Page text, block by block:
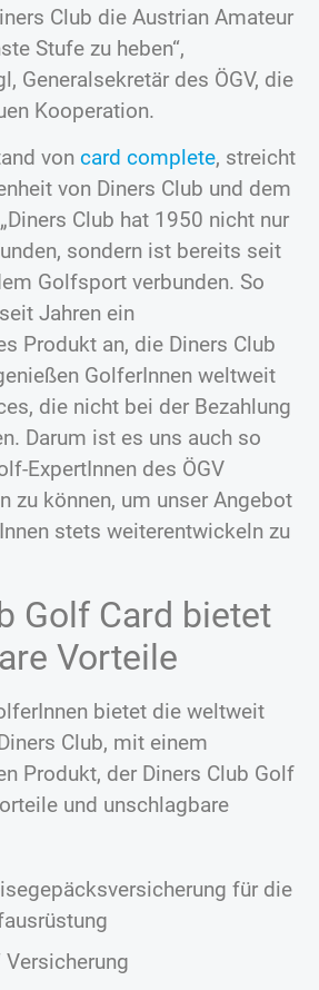
Club die Austrian Amateur
Stufe zu heben“,
Generalsekretär des ÖGV, die
Kooperation.
von card complete, streicht
von Diners Club und dem
Club hat 1950 nicht nur
sondern ist bereits seit
Golfsport verbunden. So
Jahren ein
Produkt an, die Diners Club
GolferInnen weltweit
die nicht bei der Bezahlung
Darum ist es uns auch so
ExpertInnen des ÖGV
zu können, um unser Angebot
stets weiterentwickeln zu
Golf Card bietet
Vorteile
bietet die weltweit
Club, mit einem
Produkt, der Diners Club Golf
und unschlagbare
für die
Versicherung